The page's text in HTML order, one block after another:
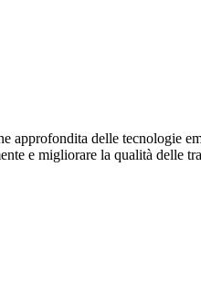
delle tecnologie
e migliorare la qualità delle